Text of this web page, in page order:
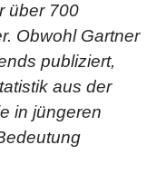
über 700
Obwohl Gartner
publiziert,
aus der
in jüngeren